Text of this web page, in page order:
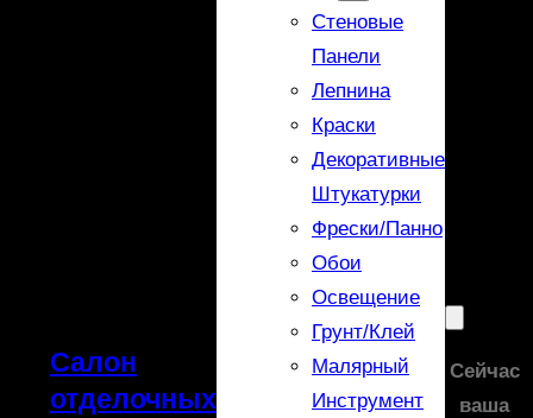
Салон
отделочных
Стеновые
Панели
Лепнина
Краски
Декоративные
Штукатурки
Фрески/панно
Обои
Освещение
Грунт/Клей
Малярный
Инструмент
Сейчас
ваша